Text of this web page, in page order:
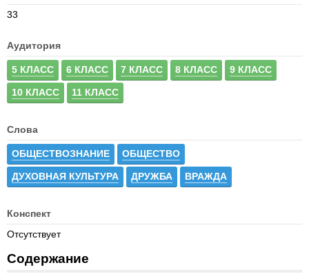
33
Аудитория
5 КЛАСС 6 КЛАСС 7 КЛАСС 8 КЛАСС 9 КЛАСС
10 КЛАСС 11 КЛАСС
Слова
ОБЩЕСТВОЗНАНИЕ ОБЩЕСТВО
ДУХОВНАЯ КУЛЬТУРА ДРУЖБА ВРАЖДА
Конспект
Отсутствует
Содержание